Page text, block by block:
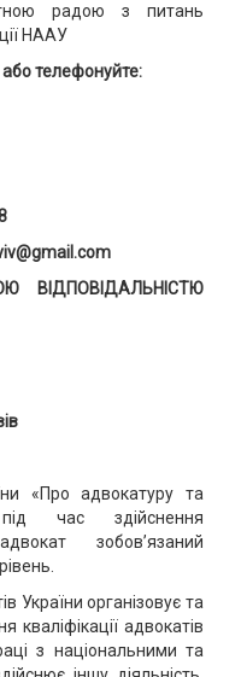
радою з питань
НААУ
телефонуйте:
ВІДПОВІДАЛЬНІСТЮ
«Про адвокатуру та
під час здійснення
зобов’язаний
України організовує та
адвокатів
з національними та